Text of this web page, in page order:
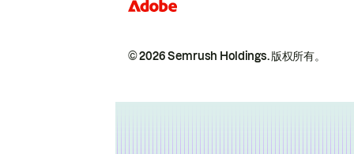
© 2026 Semrush Holdings.版权所有。